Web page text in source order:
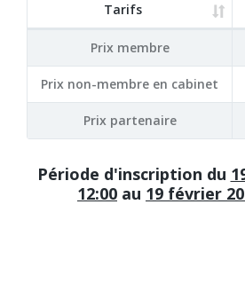
Tarifs
Prix membre
Prix non-membre en cabinet
Prix partenaire
Période d'inscription du
12:00 au 19 février